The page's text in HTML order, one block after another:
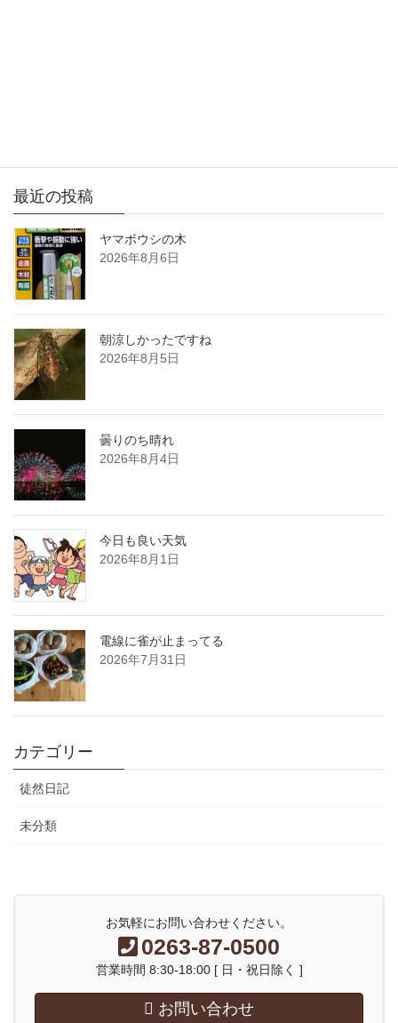
最近の投稿
ヤマボウシの木
2026年8月6日
朝涼しかったですね
2026年8月5日
曇りのち晴れ
2026年8月4日
今日も良い天気
2026年8月1日
電線に雀が止まってる
2026年7月31日
カテゴリー
徒然日記
未分類
お気軽にお問い合わせください。
0263-87-0500
営業時間 8:30-18:00 [ 日・祝日除く ]
お問い合わせ